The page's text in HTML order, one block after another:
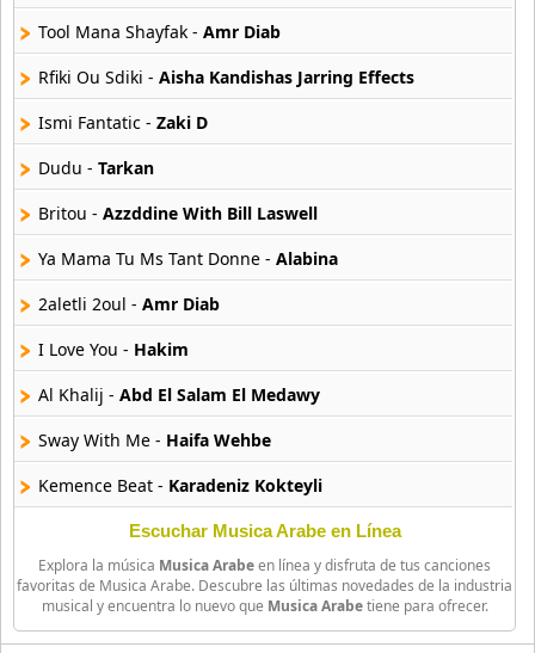
Tool Mana Shayfak - Amr Diab
Rfiki Ou Sdiki - Aisha Kandishas Jarring Effects
Ismi Fantatic - Zaki D
Dudu - Tarkan
Britou - Azzddine With Bill Laswell
Ya Mama Tu Ms Tant Donne - Alabina
2aletli 2oul - Amr Diab
I Love You - Hakim
Al Khalij - Abd El Salam El Medawy
Sway With Me - Haifa Wehbe
Kemence Beat - Karadeniz Kokteyli
Yom Alithnain Azrak - Akram Mahboub
Olurum Sana -Tarkan
Marhaba Ab -
Escuchar Musica Arabe en Línea
Explora la música Musica Arabeen línea y disfruta de tus canciones
favoritas de Musica Arabe. Descubre las últimas novedades de la industria
musical y encuentra lo nuevo que Musica Arabetiene para ofrecer.